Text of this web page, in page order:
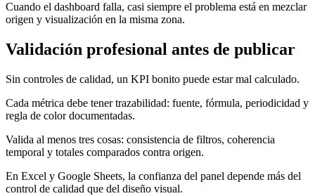
Cuando el dashboard falla, casi siempre el problema está en mezclar
origen y visualización en la misma zona.
Validación profesional antes de publicar
Sin controles de calidad, un KPI bonito puede estar mal calculado.
Cada métrica debe tener trazabilidad: fuente, fórmula, periodicidad y
regla de color documentadas.
Valida al menos tres cosas: consistencia de filtros, coherencia
temporal y totales comparados contra origen.
En Excel y Google Sheets, la confianza del panel depende más del
control de calidad que del diseño visual.